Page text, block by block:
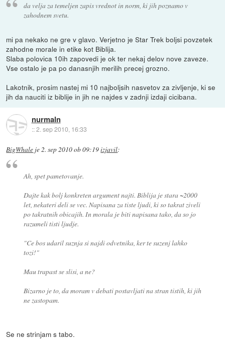
da velja za temeljen zapis vrednot in norm, ki jih poznamo v
zahodnem svetu.
mi pa nekako ne gre v glavo. Verjetno je Star Trek boljsi povzetek
zahodne morale in etike kot Biblija.
Slaba polovica 10ih zapovedi je ok ter nekaj delov nove zaveze.
Vse ostalo je pa po danasnjih merilih precej grozno.
Lakotnik, prosim nastej mi 10 najboljsih nasvetov za zivljenje, ki se
jih da nauciti iz biblije in jih ne najdes v zadnji izdaji cicibana.
nurmaln
::2. sep 2010, 16:33
BigWhale je2. sep 2010 ob 09:19izjavil:
Ah, spet pametovanje.
Dajte kak bolj konkreten argument najti. Biblija je stara ~2000
let, nekateri deli se vec. Napisana za tiste ljudi, ki so takrat ziveli
po takratnih obicajih. In morala je biti napisana tako, da so jo
razumeli tisti ljudje.
"Ce bos udaril suznja si najdi odvetnika, ker te suzenj lahko
tozi!"
Mau trapast se slisi, a ne?
Bizarno je to, da moram v debati postavljati na stran tistih, ki jih
ne zastopam.
Se ne strinjam s tabo.